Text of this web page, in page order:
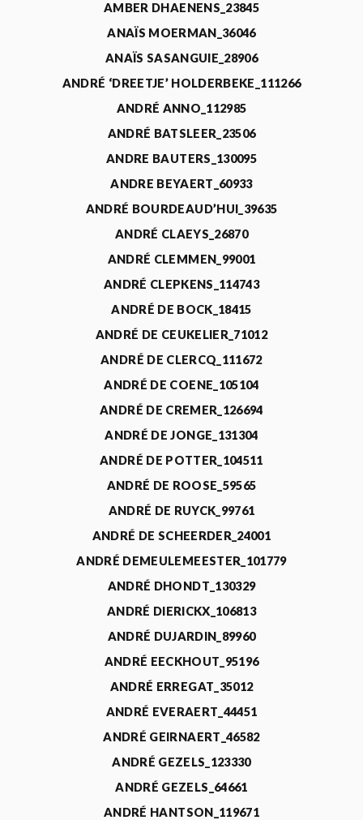
AMBER DHAENENS_23845
ANAÏS MOERMAN_36046
ANAÏS SASANGUIE_28906
ANDRÉ ‘DREETJE’ HOLDERBEKE_111266
ANDRÉ ANNO_112985
ANDRÉ BATSLEER_23506
ANDRE BAUTERS_130095
ANDRE BEYAERT_60933
ANDRÉ BOURDEAUD’HUI_39635
ANDRÉ CLAEYS_26870
ANDRÉ CLEMMEN_99001
ANDRÉ CLEPKENS_114743
ANDRÉ DE BOCK_18415
ANDRÉ DE CEUKELIER_71012
ANDRÉ DE CLERCQ_111672
ANDRÉ DE COENE_105104
ANDRÉ DE CREMER_126694
ANDRÉ DE JONGE_131304
ANDRÉ DE POTTER_104511
ANDRÉ DE ROOSE_59565
ANDRÉ DE RUYCK_99761
ANDRÉ DE SCHEERDER_24001
ANDRÉ DEMEULEMEESTER_101779
ANDRÉ DHONDT_130329
ANDRÉ DIERICKX_106813
ANDRÉ DUJARDIN_89960
ANDRÉ EECKHOUT_95196
ANDRÉ ERREGAT_35012
ANDRÉ EVERAERT_44451
ANDRÉ GEIRNAERT_46582
ANDRÉ GEZELS_123330
ANDRÉ GEZELS_64661
ANDRÉ HANTSON_119671